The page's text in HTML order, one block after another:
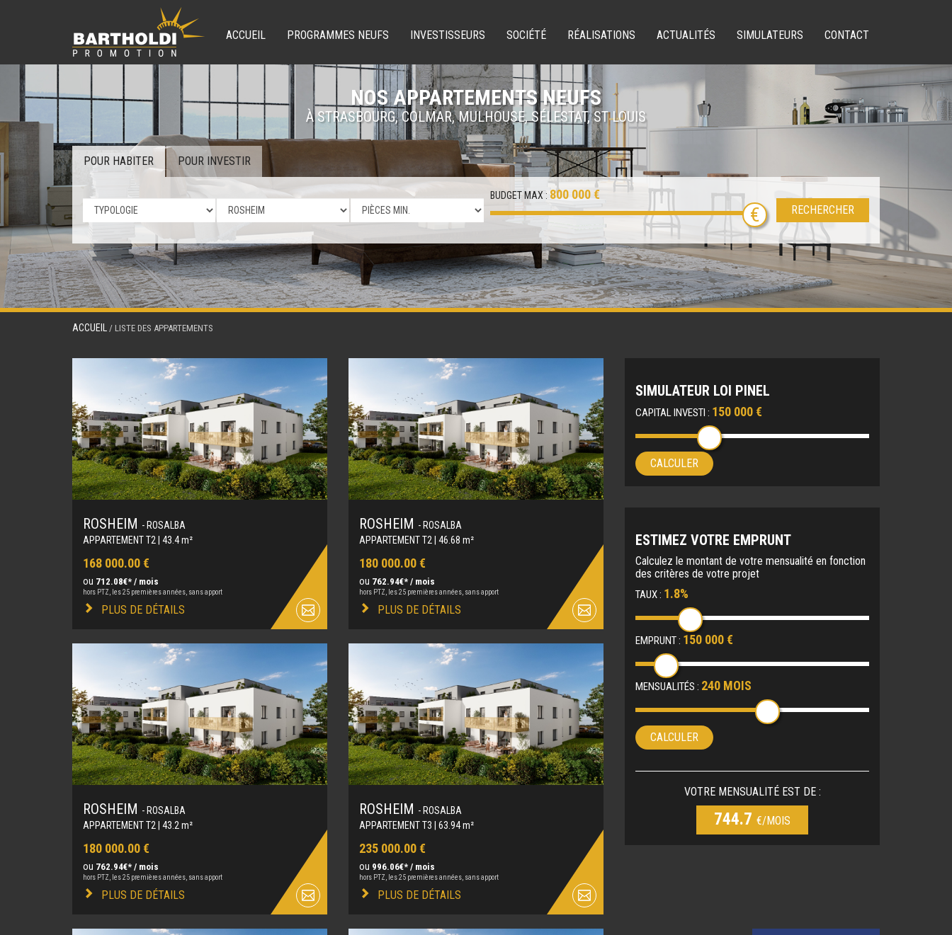
ACCUEIL PROGRAMMES NEUFS INVESTISSEURS SOCIÉTÉ RÉALISATIONS ACTUALITÉS SIMULATEURS CONTACT
NOS APPARTEMENTS NEUFS
À STRASBOURG, COLMAR, MULHOUSE, SÉLESTAT, ST LOUIS
POUR HABITER POUR INVESTIR
BUDGET MAX : 800 000 €
RECHERCHER
ACCUEIL / LISTE DES APPARTEMENTS
ROSHEIM - ROSALBA
APPARTEMENT T2 | 43.4 m²
168 000.00 €
ou 712.08€* / mois
hors PTZ, les 25 premières années, sans apport
PLUS DE DÉTAILS
ROSHEIM - ROSALBA
APPARTEMENT T2 | 46.68 m²
180 000.00 €
ou 762.94€* / mois
hors PTZ, les 25 premières années, sans apport
PLUS DE DÉTAILS
ROSHEIM - ROSALBA
APPARTEMENT T2 | 43.2 m²
180 000.00 €
ou 762.94€* / mois
hors PTZ, les 25 premières années, sans apport
PLUS DE DÉTAILS
ROSHEIM - ROSALBA
APPARTEMENT T3 | 63.94 m²
235 000.00 €
ou 996.06€* / mois
hors PTZ, les 25 premières années, sans apport
PLUS DE DÉTAILS
SIMULATEUR LOI PINEL
CAPITAL INVESTI : 150 000 €
CALCULER
ESTIMEZ VOTRE EMPRUNT
Calculez le montant de votre mensualité en fonction
des critères de votre projet
TAUX : 1.8%
EMPRUNT : 150 000 €
MENSUALITÉS : 240 MOIS
CALCULER
VOTRE MENSUALITÉ EST DE :
744.7 €/MOIS